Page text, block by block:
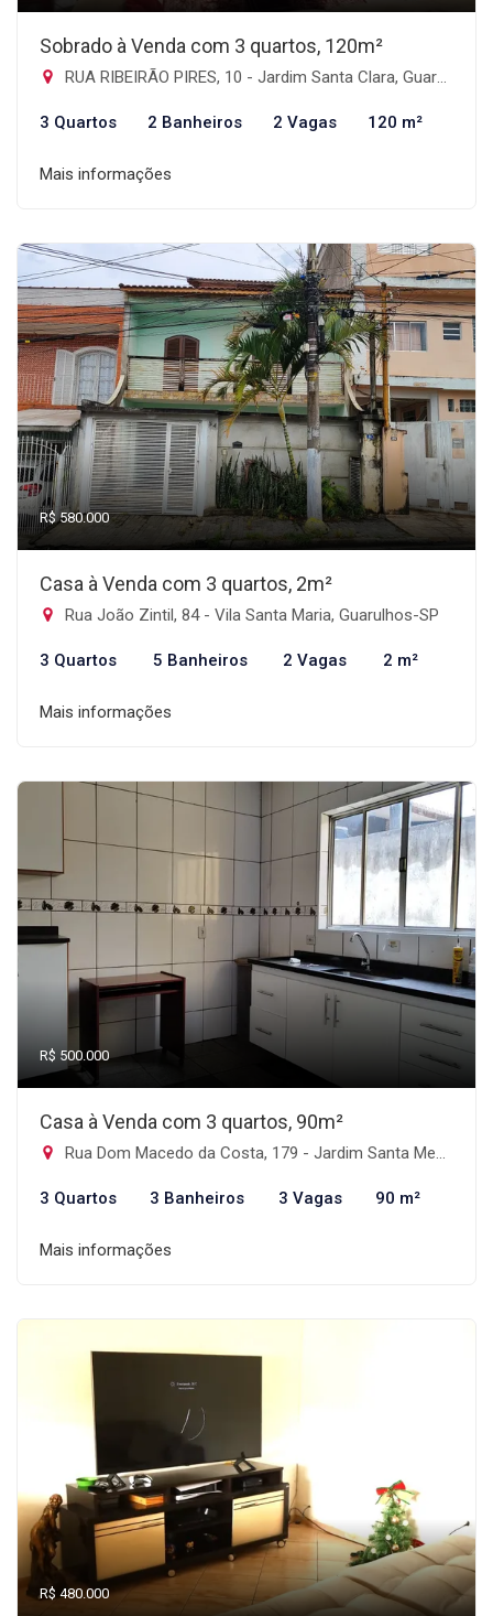
Sobrado à Venda com 3 quartos, 120m²
RUA RIBEIRÃO PIRES, 10 - Jardim Santa Clara, Guarulhos-SP
3 Quartos 2 Banheiros 2 Vagas 120 m²
Mais informações
R$ 580.000
Casa à Venda com 3 quartos, 2m²
Rua João Zintil, 84 - Vila Santa Maria, Guarulhos-SP
3 Quartos 5 Banheiros 2 Vagas 2 m²
Mais informações
R$ 500.000
Casa à Venda com 3 quartos, 90m²
Rua Dom Macedo da Costa, 179 - Jardim Santa Mena, Guarulhos-SP
3 Quartos 3 Banheiros 3 Vagas 90 m²
Mais informações
R$ 480.000